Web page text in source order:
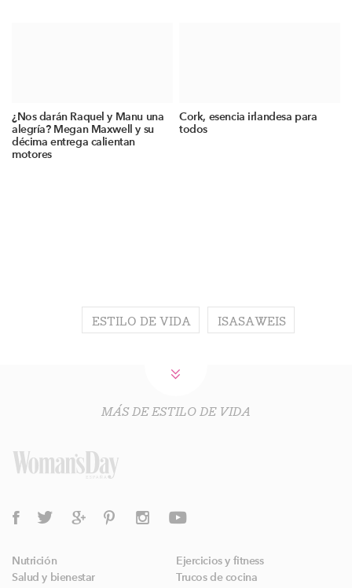
¿Nos darán Raquel y Manu una
alegría? Megan Maxwell y su
décima entrega calientan
motores
Cork, esencia irlandesa para
todos
ESTILO DE VIDA ISASAWEIS
MÁS DE ESTILO DE VIDA
Nutrición
Ejercicios y fitness
Salud y bienestar
Trucos de cocina